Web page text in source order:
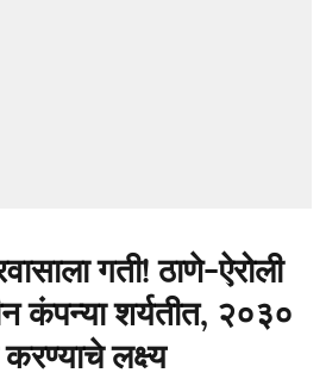
गती! ठाणे-ऐरोली
कंपन्या शर्यतीत, २०३०
लक्ष्य